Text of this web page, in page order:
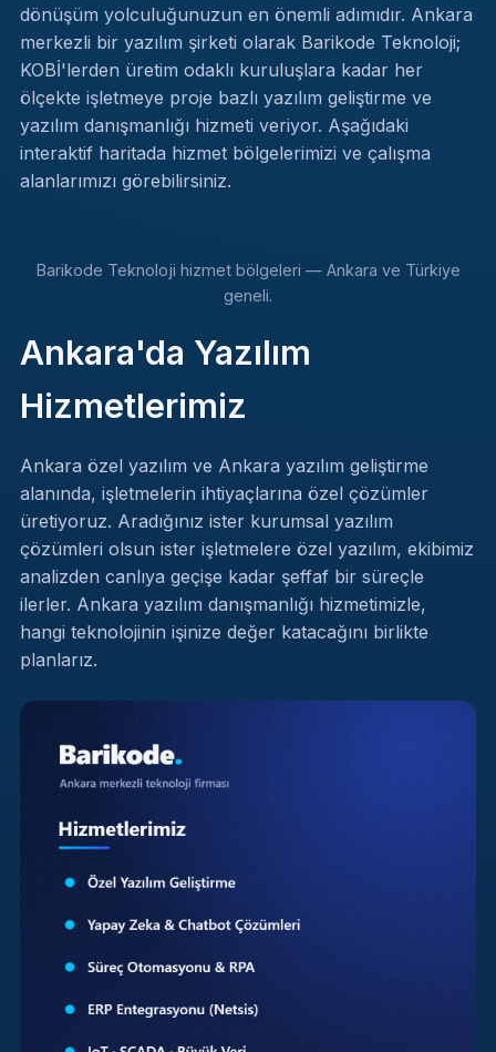
dönüşüm yolculuğunuzun en önemli adımıdır. Ankara
merkezli bir yazılım şirketi olarak Barikode Teknoloji;
KOBİ'lerden üretim odaklı kuruluşlara kadar her
ölçekte işletmeye proje bazlı yazılım geliştirme ve
yazılım danışmanlığı hizmeti veriyor. Aşağıdaki
interaktif haritada hizmet bölgelerimizi ve çalışma
alanlarımızı görebilirsiniz.
Barikode Teknoloji hizmet bölgeleri — Ankara ve Türkiye
geneli.
Ankara'da Yazılım
Hizmetlerimiz
Ankara özel yazılım ve Ankara yazılım geliştirme
alanında, işletmelerin ihtiyaçlarına özel çözümler
üretiyoruz. Aradığınız ister kurumsal yazılım
çözümleri olsun ister işletmelere özel yazılım, ekibimiz
analizden canlıya geçişe kadar şeffaf bir süreçle
ilerler. Ankara yazılım danışmanlığı hizmetimizle,
hangi teknolojinin işinize değer katacağını birlikte
planlarız.